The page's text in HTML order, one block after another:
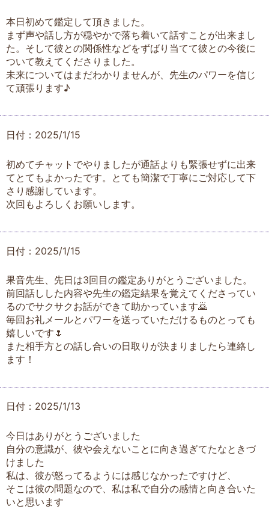
本日初めて鑑定して頂きました。
まず声や話し方が穏やかで落ち着いて話すことが出来まし
た。そして彼との関係性などをずばり当てて彼との今後に
ついて教えてくださりました。
未来についてはまだわかりませんが、先生のパワーを信じ
て頑張ります♪
日付：2025/1/15
初めてチャットでやりましたが通話よりも緊張せずに出来
てとてもよかったです。とても簡潔で丁寧にご対応して下
さり感謝しています。
次回もよろしくお願いします。
日付：2025/1/15
果音先生、先日は3回目の鑑定ありがとうございました。
前回話しした内容や先生の鑑定結果を覚えてくださってい
るのでサクサクお話ができて助かっています🙇
毎回お礼メールとパワーを送っていただけるものとっても
嬉しいです🌷
また相手方との話し合いの日取りが決まりましたら連絡し
ます！
日付：2025/1/13
今日はありがとうございました
自分の意識が、彼や会えないことに向き過ぎてたなときづ
けました
私は、彼が怒ってるようには感じなかったですけど、
そこは彼の問題なので、私は私で自分の感情と向き合いた
いと思います